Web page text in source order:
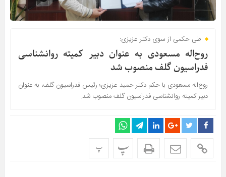
طی حکمی از سوی دکتر عزیزی:
روح‌اله مسعودی به عنوان دبیر کمیته روانشناسی
فدراسیون گلف منصوب شد
روح‌اله مسعودی با حکم دکتر حمید عزیزی؛ رئیس فدراسیون گلف، به عنوان
دبیر کمیته روانشناسی فدراسیون گلف منصوب شد.
پ پ